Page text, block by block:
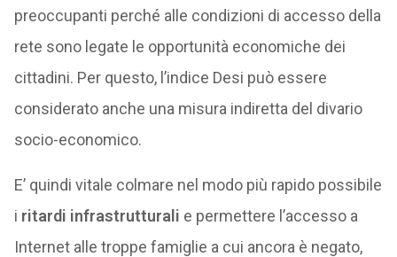
preoccupanti perché alle condizioni di accesso della
rete sono legate le opportunità economiche dei
cittadini. Per questo, l’indice Desi può essere
considerato anche una misura indiretta del divario
socio-economico.
E’ quindi vitale colmare nel modo più rapido possibile
i ritardi infrastrutturali e permettere l’accesso a
Internet alle troppe famiglie a cui ancora è negato,